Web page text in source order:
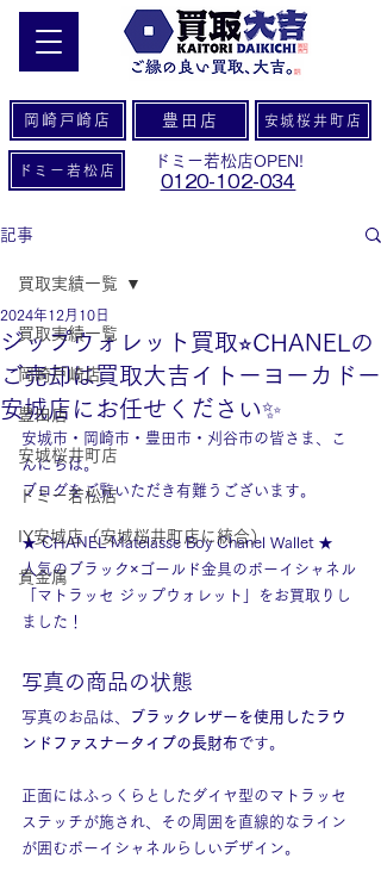
岡崎戸崎店 豊田店 安城桜井町店
ドミー若松店
ドミー若松店OPEN!
0120-102-034
記事
買取実績一覧
岡崎戸崎店
豊田店
安城桜井町店
ドミー若松店
IY安城店（安城桜井町店に統合）
貴金属
買取実績一覧
ジップウォレット買取⭐︎CHANELの
ご売却は買取大吉イトーヨーカドー
安城店にお任せください✨
2024年12月10日
安城市・岡崎市・豊田市・刈谷市の皆さま、こ
んにちは。
ブログをご覧いただき有難うございます。
★ CHANEL Matelasse Boy Chanel Wallet ★
人気のブラック×ゴールド金具のボーイシャネル
「マトラッセ ジップウォレット」をお買取りし
ました！
写真の商品の状態
写真のお品は、
ブラックレザーを使用したラウ
ンドファスナータイプの長財布です。
正面にはふっくらとしたダイヤ型のマトラッセ
ステッチが施され、その周囲を直線的なライン
が囲むボーイシャネルらしいデザイン。